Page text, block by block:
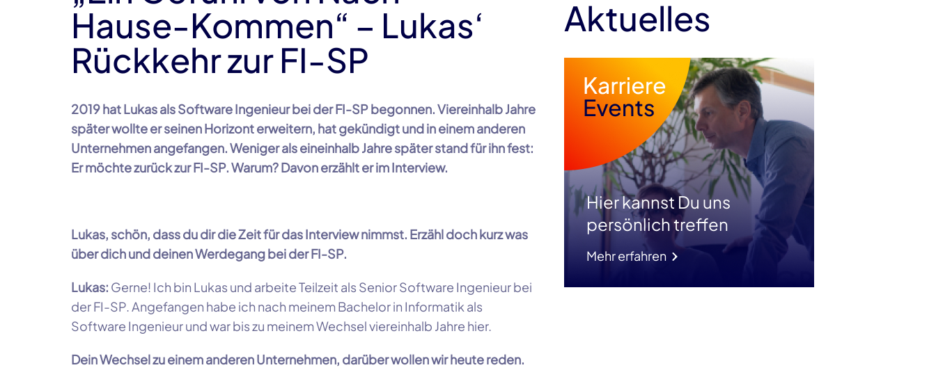
Hause-Kommen“ – Lukas‘
Rückkehr zur FI-SP
2019 hat Lukas als Software Ingenieur bei der FI-SP begonnen. Viereinhalb Jahre
später wollte er seinen Horizont erweitern, hat gekündigt und in einem anderen
Unternehmen angefangen. Weniger als eineinhalb Jahre später stand für ihn fest:
Er möchte zurück zur FI-SP. Warum? Davon erzählt er im Interview.
Lukas, schön, dass du dir die Zeit für das Interview nimmst. Erzähl doch kurz was
über dich und deinen Werdegang bei derFI-SP.
Lukas: Gerne! Ich bin Lukas und arbeite Teilzeit als Senior Software Ingenieur bei
der FI-SP. Angefangen habe ich nach meinem Bachelor in Informatik als
Software Ingenieur und war bis zu meinem Wechsel viereinhalb Jahre hier.
Dein Wechsel zu einem anderen Unternehmen, darüber wollen wir heute reden.
Aktuelles
Hier kannst Du uns
persönlich treffen
Mehr erfahren